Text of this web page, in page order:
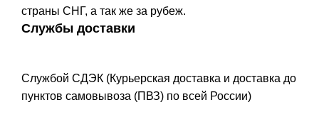
страны СНГ, а так же за рубеж.
Службы доставки
Службой СДЭК (Курьерская доставка и доставка до
пунктов самовывоза (ПВЗ) по всей России)